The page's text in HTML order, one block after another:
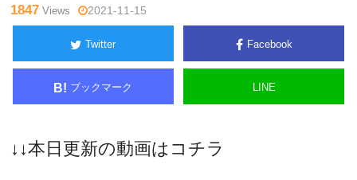
1847 Views 2021-11-15
Twitter Facebook
B! ブックマーク LINE
↓↓本日更新の動画はコチラ